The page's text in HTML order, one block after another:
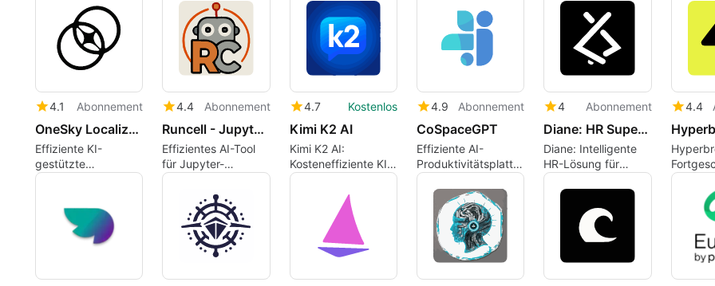
4.1 Abonnement
OneSky Localization Agent
Effiziente KI-
gestützte
Lokalisierungslösung
4.4 Abonnement
Runcell - Jupyter AI Agent
Effizientes AI-Tool
für Jupyter-
Notebooks
4.7 Kostenlos
Kimi K2 AI
Kimi K2 AI:
Kosteneffiziente KI-
Plattform für
4.9 Abonnement
CoSpaceGPT
Effiziente AI-
Produktivitätsplattform
für Teams
4 Abonnement
Diane: HR Super Agent by Lyzr
Diane: Intelligente
HR-Lösung für
Unternehmen
4.4
KI-